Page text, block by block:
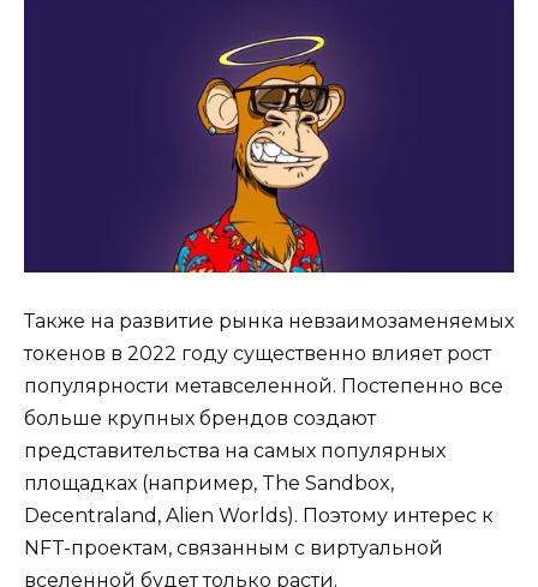
Также на развитие рынка невзаимозаменяемых
токенов в 2022 году существенно влияет рост
популярности метавселенной. Постепенно все
больше крупных брендов создают
представительства на самых популярных
площадках (например, The Sandbox,
Decentraland, Alien Worlds). Поэтому интерес к
NFT-проектам, связанным с виртуальной
вселенной будет только расти.